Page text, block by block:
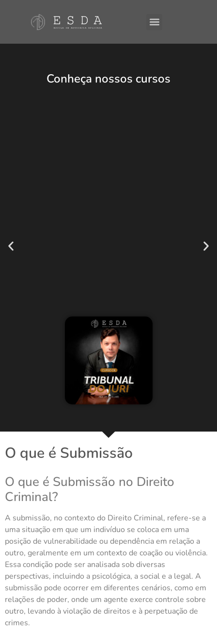
Conheça nossos cursos
O que é Submissão
O que é Submissão no Direito
Criminal?
A submissão, no contexto do Direito Criminal, refere-se a
uma situação em que um indivíduo se coloca em uma
posição de vulnerabilidade ou dependência em relação a
outro, geralmente em um contexto de coação ou violência.
Essa condição pode ser analisada sob diversas
perspectivas, incluindo a psicológica, a social e a legal. A
submissão pode ocorrer em diferentes cenários, como em
relações de poder, onde um agente exerce controle sobre
outro, levando à violação de direitos e à perpetuação de
crimes.